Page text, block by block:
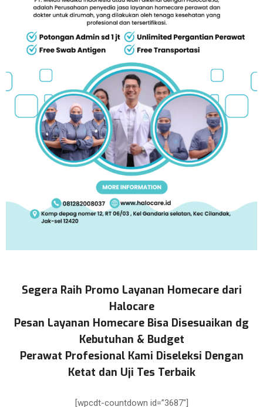
Segera Raih Promo Layanan Homecare dari
Halocare
Pesan Layanan Homecare Bisa Disesuaikan dg
Kebutuhan & Budget
Perawat Profesional Kami Diseleksi Dengan
Ketat dan Uji Tes Terbaik
[wpcdt-countdown id=”3687″]